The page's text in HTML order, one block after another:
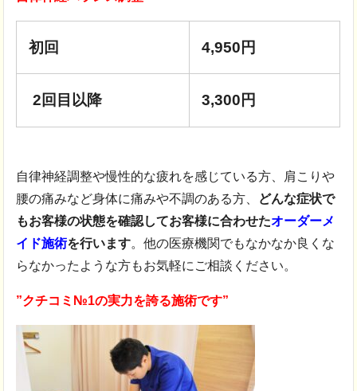
初回 4,950円
2回目以降 3,300円
自律神経調整や慢性的な疲れを感じている方、肩こりや
腰の痛みなど身体に痛みや不調のある方、 どんな症状で
もお客様の状態を確認してお客様に合わせたオーダーメ
イド施術を行います。他の医療機関でもなかなか良くな
らなかったような方もお気軽にご相談ください。
”クチコミ№1の実力を誇る施術です”